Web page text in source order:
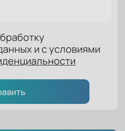
и с условиями